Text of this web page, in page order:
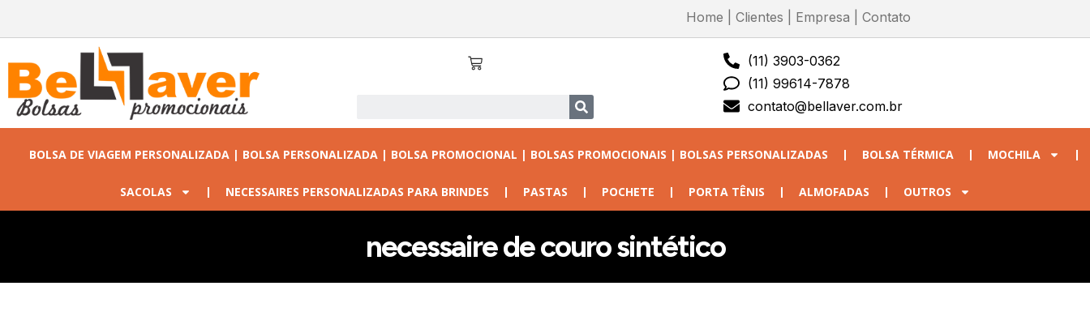
Home Clientes Empresa Contato
(11) 3903-0362
(11) 99614-7878
contato@bellaver.com.br
BOLSA DE VIAGEM PERSONALIZADA | BOLSA PERSONALIZADA | BOLSA PROMOCIONAL | BOLSAS PROMOCIONAIS | BOLSAS PERSONALIZADAS BOLSA TÉRMICA MOCHILA
SACOLAS NECESSAIRES PERSONALIZADAS PARA BRINDES PASTAS POCHETE PORTA TÊNIS ALMOFADAS OUTROS
necessaire de couro sintético